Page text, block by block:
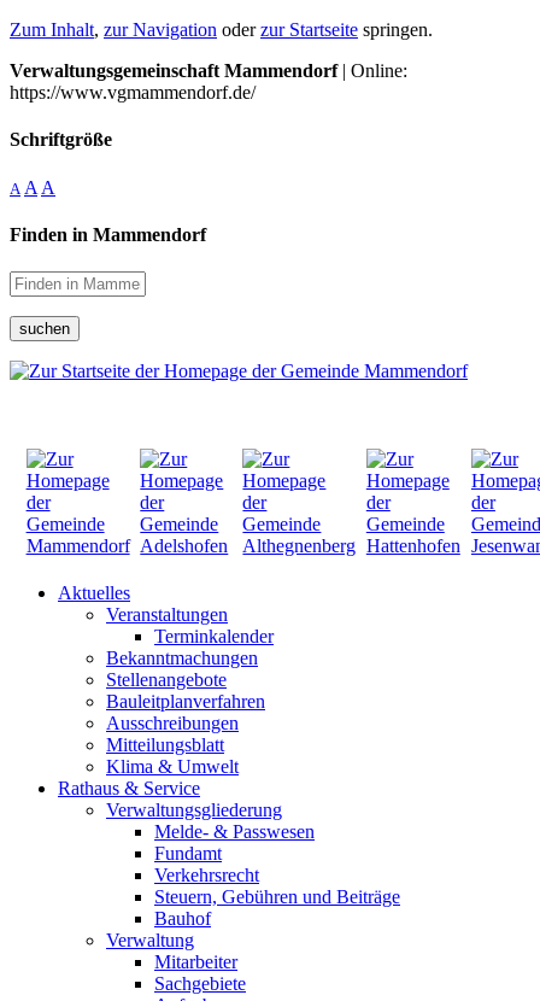
Zum Inhalt, zur Navigation oderzur Startseite springen.
Verwaltungsgemeinschaft Mammendorf| Online:
https://www.vgmammendorf.de/
Schriftgröße
A A A
Finden in Mammendorf
suchen
Aktuelles
Veranstaltungen
Terminkalender
Bekanntmachungen
Stellenangebote
Bauleitplanverfahren
Ausschreibungen
Mitteilungsblatt
Klima & Umwelt
Rathaus & Service
Verwaltungsgliederung
Melde- & Passwesen
Fundamt
Verkehrsrecht
Steuern, Gebühren und Beiträge
Bauhof
Verwaltung
Mitarbeiter
Sachgebiete